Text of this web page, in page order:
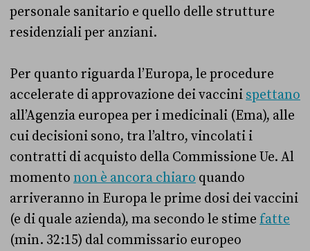
personale sanitario e quello delle strutture
residenziali per anziani.
Per quanto riguarda l’Europa, le procedure
accelerate di approvazione dei vaccini spettano
all’Agenzia europea per i medicinali (Ema), alle
cui decisioni sono, tra l’altro, vincolati i
contratti di acquisto della Commissione Ue. Al
momento non è ancora chiaro quando
arriveranno in Europa le prime dosi dei vaccini
(e di quale azienda), ma secondo le stime fatte
(min. 32:15) dal commissario europeo